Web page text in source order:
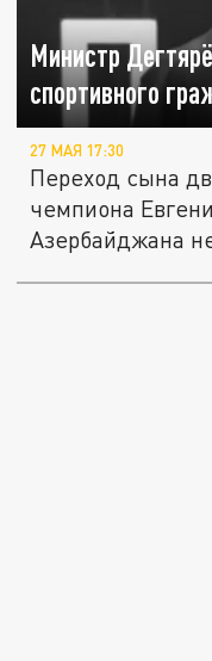
Министр
спортивного
27 МАЯ 17:30
Переход сына
чемпиона
Азербайджана